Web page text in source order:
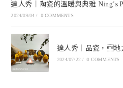
達人秀｜陶瓷的溫暖與典雅 Ning’s
2024/09/04 / 0 COMMENTS
達人秀｜品瓷，地
2024/07/22 / 0 COMMENTS